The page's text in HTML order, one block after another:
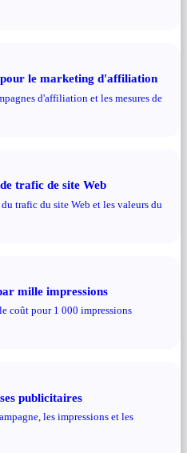
le marketing d'affiliation
d'affiliation et les mesures de
trafic de site Web
trafic du site Web et les valeurs du
mille impressions
coût pour 1 000 impressions
publicitaires
les impressions et les